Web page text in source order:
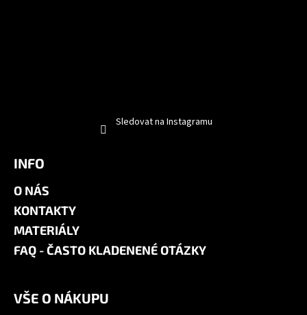
Sledovat na Instagramu
INFO
O NÁS
KONTAKTY
MATERIÁLY
FAQ - ČASTO KLADENENÉ OTÁZKY
VŠE O NÁKUPU